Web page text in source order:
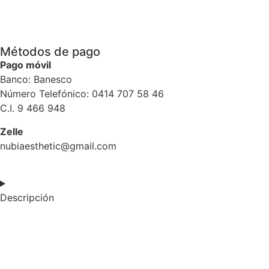
Métodos de pago
Pago móvil
Banco: Banesco
Número Telefónico: 0414 707 58 46
C.I. 9 466 948
Zelle
nubiaesthetic@gmail.com
Descripción